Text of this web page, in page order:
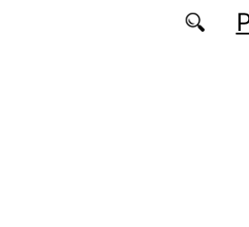
Перейти к основному